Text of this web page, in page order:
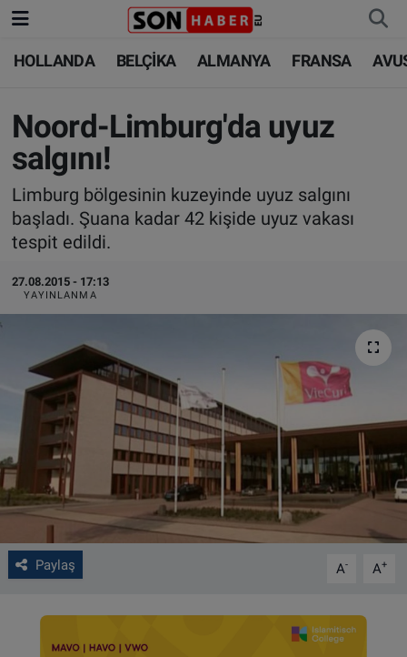
HOLLANDA BELÇİKA ALMANYA FRANSA
Noord-Limburg'da uyuz
salgını!
Limburg bölgesinin kuzeyinde uyuz salgını
başladı. Şuana kadar 42 kişide uyuz vakası
tespit edildi.
27.08.2015 - 17:13
YAYINLANMA
Paylaş A- A+
HOLLANDA
BELÇİKA
ALMANYA
FRANSA
SAĞLIK - YAŞAM
BİLİM-TEKNOLOJİ
HOLLANDA
BELÇİKA
ALMANYA
TÜRKİYE
BİLİM-TEKNOLOJİ
SAĞLIK
FOTO GALERİ
VIDEO GALERİ
ALGEMENE VOORWAARDEN
CONTACT
Çerez Politikası
Nöbetçi Eczaneler
Hava Durumu
Trafik Durumu
Süper Lig Puan Durumu ve Fikstür
Son Dakika Haberleri
Haber Arşivi